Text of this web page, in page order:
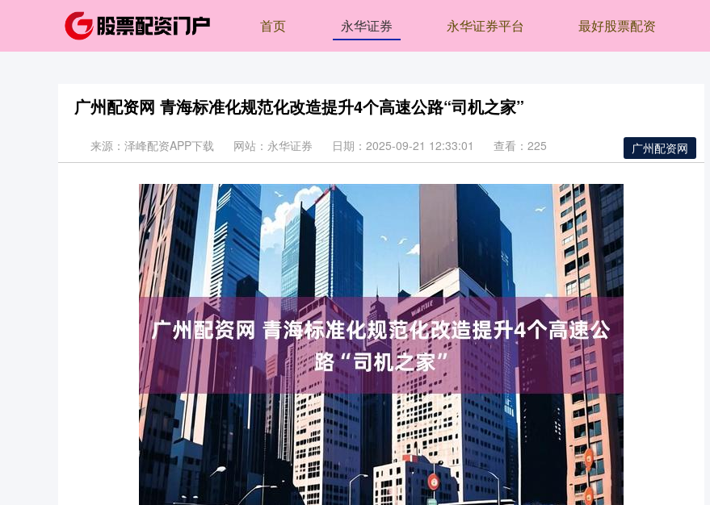
首页 永华证券 永华证券平台 最好股票配资
广州配资网 青海标准化规范化改造提升4个高速公路“司机之家”
广州配资网
来源：泽峰配资APP下载 网站：永华证券 日期：2025-09-21 12:33:01 查看：225